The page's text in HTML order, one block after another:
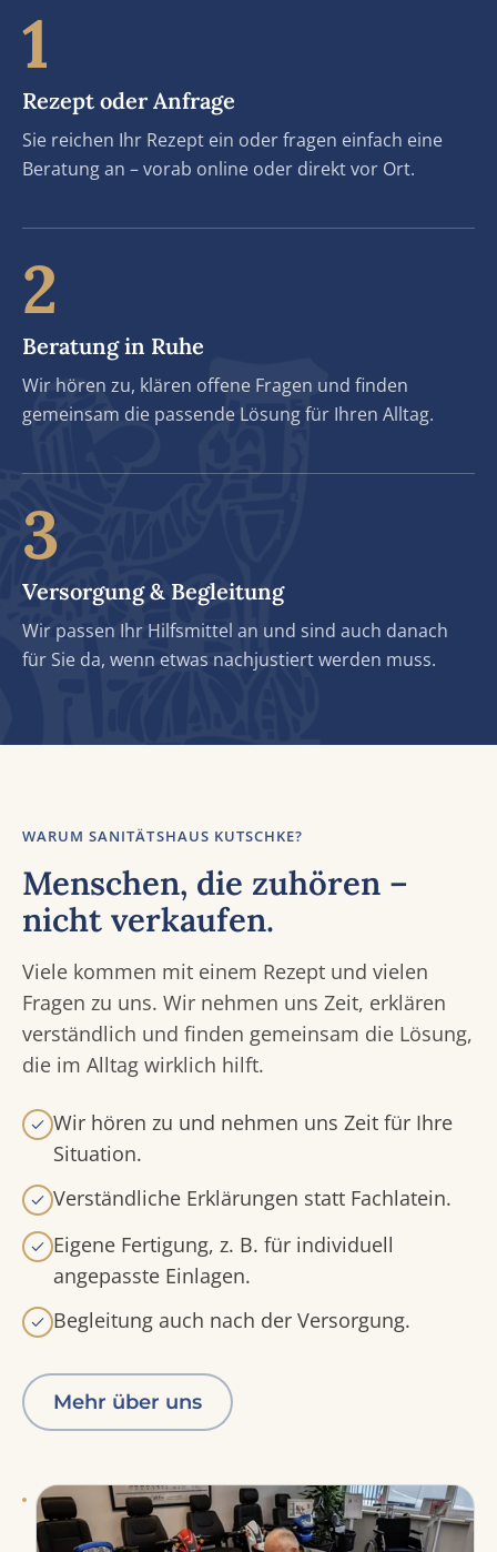
1
Rezept oder Anfrage
Sie reichen Ihr Rezept ein oder fragen einfach eine
Beratung an – vorab online oder direkt vor Ort.
2
Beratung in Ruhe
Wir hören zu, klären offene Fragen und finden
gemeinsam die passende Lösung für Ihren Alltag.
3
Versorgung & Begleitung
Wir passen Ihr Hilfsmittel an und sind auch danach
für Sie da, wenn etwas nachjustiert werden muss.
WARUM SANITÄTSHAUS KUTSCHKE?
Menschen, die zuhören –
nicht verkaufen.
Viele kommen mit einem Rezept und vielen
Fragen zu uns. Wir nehmen uns Zeit, erklären
verständlich und finden gemeinsam die Lösung,
die im Alltag wirklich hilft.
Wir hören zu und nehmen uns Zeit für Ihre
Situation.
Verständliche Erklärungen statt Fachlatein.
Eigene Fertigung, z. B. für individuell
angepasste Einlagen.
Begleitung auch nach der Versorgung.
Mehr über uns